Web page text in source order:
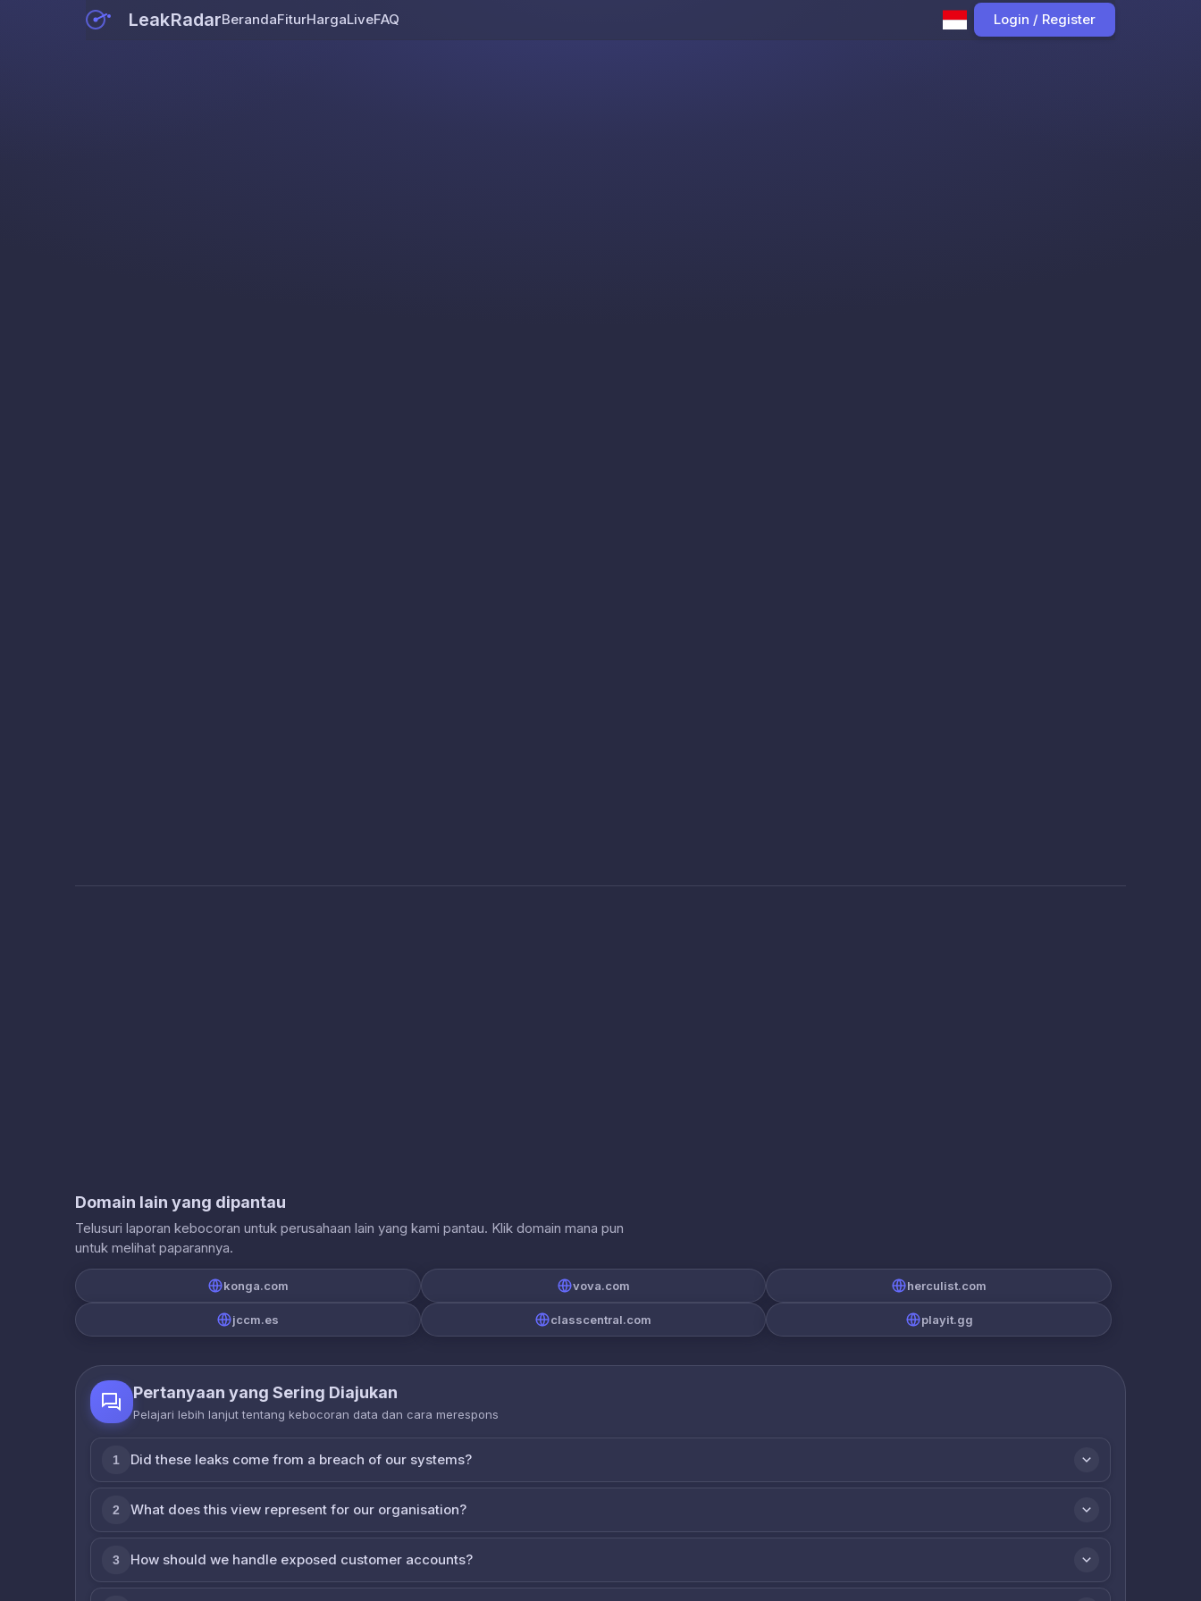
LeakRadarBerandaFiturHargaLiveFAQ Login / Register
Domain lain yang dipantau
Telusuri laporan kebocoran untuk perusahaan lain yang kami pantau. Klik domain mana pun
untuk melihat paparannya.
konga.com vova.com herculist.com
jccm.es classcentral.com playit.gg
Pertanyaan yang Sering Diajukan
Pelajari lebih lanjut tentang kebocoran data dan cara merespons
1 Did these leaks come from a breach of our systems?
2 What does this view represent for our organisation?
3 How should we handle exposed customer accounts?